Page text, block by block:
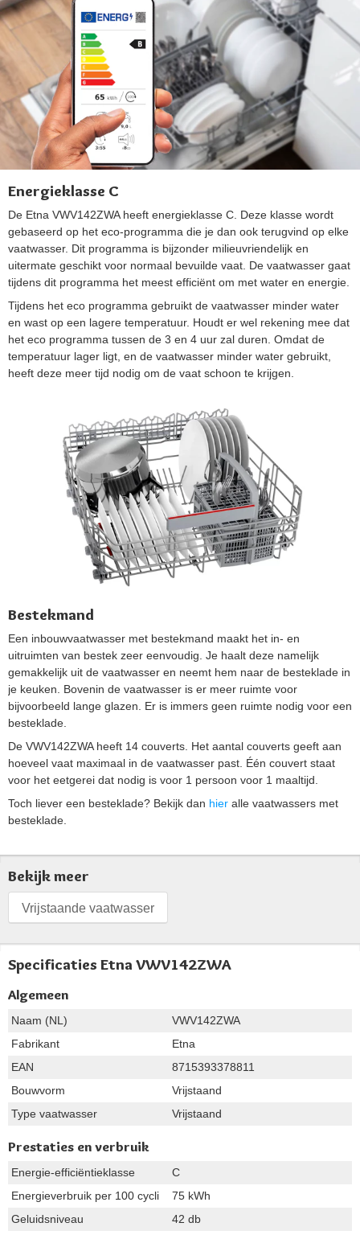
Energieklasse C
De Etna VWV142ZWA heeft energieklasse C. Deze klasse wordt
gebaseerd op het eco-programma die je dan ook terugvind op elke
vaatwasser. Dit programma is bijzonder milieuvriendelijk en
uitermate geschikt voor normaal bevuilde vaat. De vaatwasser gaat
tijdens dit programma het meest efficiënt om met water en energie.
Tijdens het eco programma gebruikt de vaatwasser minder water
en wast op een lagere temperatuur. Houdt er wel rekening mee dat
het eco programma tussen de 3 en 4 uur zal duren. Omdat de
temperatuur lager ligt, en de vaatwasser minder water gebruikt,
heeft deze meer tijd nodig om de vaat schoon te krijgen.
Bestekmand
Een inbouwvaatwasser met bestekmand maakt het in- en
uitruimten van bestek zeer eenvoudig. Je haalt deze namelijk
gemakkelijk uit de vaatwasser en neemt hem naar de besteklade in
je keuken. Bovenin de vaatwasser is er meer ruimte voor
bijvoorbeeld lange glazen. Er is immers geen ruimte nodig voor een
besteklade.
De VWV142ZWA heeft 14 couverts. Het aantal couverts geeft aan
hoeveel vaat maximaal in de vaatwasser past. Één couvert staat
voor het eetgerei dat nodig is voor 1 persoon voor 1 maaltijd.
Toch liever een besteklade? Bekijk dan hier alle vaatwassers met
besteklade.
Bekijk meer
Vrijstaande vaatwasser
Specificaties Etna VWV142ZWA
Algemeen
Naam (NL)
VWV142ZWA
Fabrikant
Etna
EAN
8715393378811
Bouwvorm
Vrijstaand
Type vaatwasser
Vrijstaand
Prestaties en verbruik
Energie-efficiëntieklasse
C
Energieverbruik per 100 cycli
75 kWh
Geluidsniveau
42 db